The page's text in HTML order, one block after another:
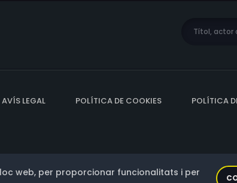
AVÍS LEGAL POLÍTICA DE COOKIES POLÍTICA
web, per proporcionar funcionalitats i per